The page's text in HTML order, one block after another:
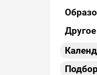
Другое